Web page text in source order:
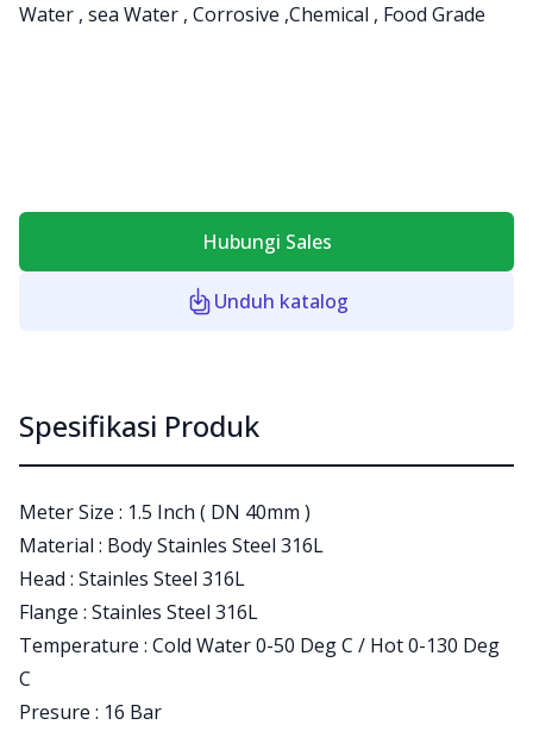
Water , sea Water , Corrosive ,Chemical , Food Grade
Hubungi Sales
Unduh katalog
Spesifikasi Produk
Meter Size : 1.5 Inch ( DN 40mm )
Material : Body Stainles Steel 316L
Head : Stainles Steel 316L
Flange : Stainles Steel 316L
Temperature : Cold Water 0-50 Deg C / Hot 0-130 Deg
C
Presure : 16 Bar